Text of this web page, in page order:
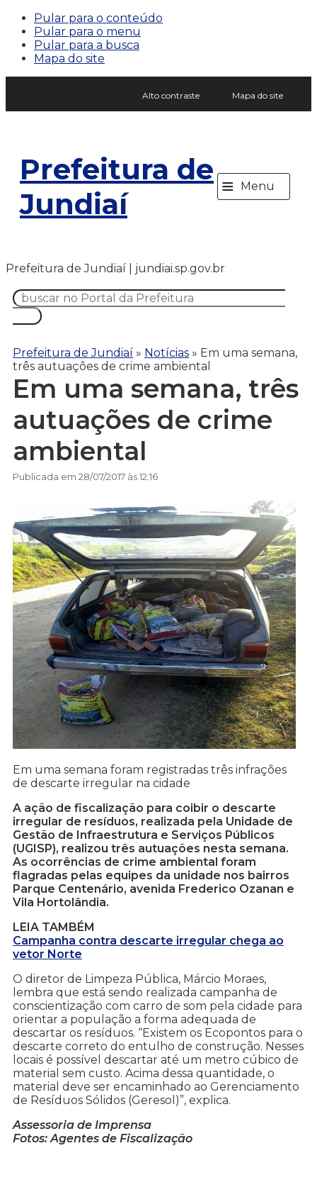
Pular para o conteúdo
Pular para o menu
Pular para a busca
Mapa do site
Alto contraste Mapa do site
Prefeitura de
Jundiaí
≡ Menu
Prefeitura de Jundiaí | jundiai.sp.gov.br
Prefeitura de Jundiaí » Notícias » Em uma semana,
três autuações de crime ambiental
Em uma semana, três
autuações de crime
ambiental
Publicada em 28/07/2017 às 12:16
Em uma semana foram registradas três infrações
de descarte irregular na cidade
A ação de fiscalização para coibir o descarte
irregular de resíduos, realizada pela Unidade de
Gestão de Infraestrutura e Serviços Públicos
(UGISP), realizou três autuações nesta semana.
As ocorrências de crime ambiental foram
flagradas pelas equipes da unidade nos bairros
Parque Centenário, avenida Frederico Ozanan e
Vila Hortolândia.
LEIA TAMBÉM
Campanha contra descarte irregular chega ao
vetor Norte
O diretor de Limpeza Pública, Márcio Moraes,
lembra que está sendo realizada campanha de
conscientização com carro de som pela cidade para
orientar a população a forma adequada de
descartar os resíduos. “Existem os Ecopontos para o
descarte correto do entulho de construção. Nesses
locais é possível descartar até um metro cúbico de
material sem custo. Acima dessa quantidade, o
material deve ser encaminhado ao Gerenciamento
de Resíduos Sólidos (Geresol)”, explica.
Assessoria de Imprensa
Fotos: Agentes de Fiscalização